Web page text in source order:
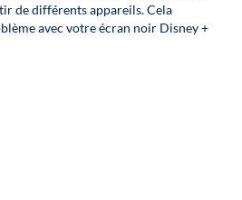
de différents appareils. Cela
avec votre écran noir Disney +